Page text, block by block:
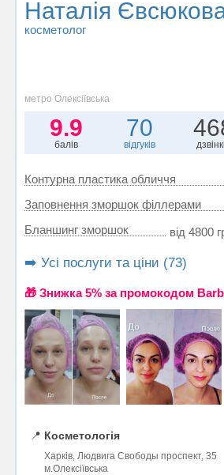
Наталія
косметолог
метро Олексіївська
9.9
балів
70
відгуків
Контурна пластика обличчя
Заповнення зморшок філлерами
Бланшинг зморшок
від 4800
➡️ Усі послуги та ціни (73)
🎁 Знижка 5% за промокодом Barb
📍 Косметологія
Харків, Людвига Свободы проспект, 35
м.Олексіївська